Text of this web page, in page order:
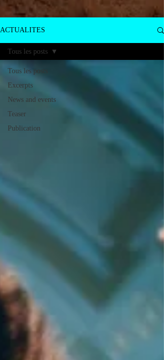
ACTUALITES
Tous les posts
Excerpts
News and events
Teaser
Publication
Tous les posts